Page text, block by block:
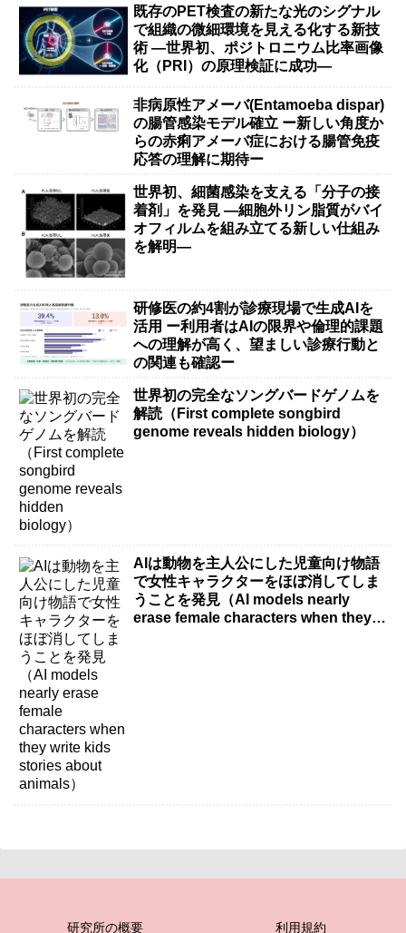
既存のPET検査の新たな光のシグナル
で組織の微細環境を見える化する新技
術 ―世界初、ポジトロニウム比率画像
化（PRI）の原理検証に成功―
非病原性アメーバ(Entamoeba dispar)
の腸管感染モデル確立 ー新しい角度か
らの赤痢アメーバ症における腸管免疫
応答の理解に期待ー
世界初、細菌感染を支える「分子の接
着剤」を発見 ―細胞外リン脂質がバイ
オフィルムを組み立てる新しい仕組み
を解明―
研修医の約4割が診療現場で生成AIを
活用 ー利用者はAIの限界や倫理的課題
への理解が高く、望ましい診療行動と
の関連も確認ー
世界初の完全なソングバードゲノムを
解読（First complete songbird
genome reveals hidden biology）
AIは動物を主人公にした児童向け物語
で女性キャラクターをほぼ消してしま
うことを発見（AI models nearly
erase female characters when they
研究所の概要 利用規約